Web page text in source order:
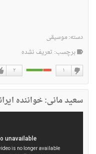
دسته:موسیقی
برچسب: تعریف نشده
۲ ۱
سعید مانی: خواننده